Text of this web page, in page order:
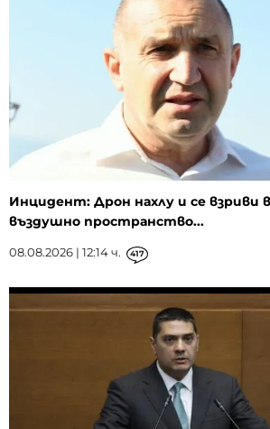
Инцидент: Дрон нахлу и се взриви
въздушно пространство...
08.08.2026 | 12:14 ч. 417